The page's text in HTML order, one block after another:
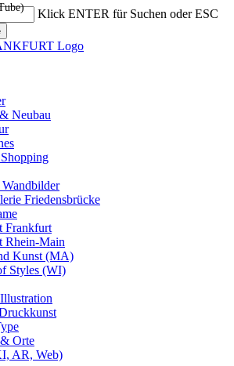
Klick ENTER für Suchen oder ESC
Neubau
Friedensbrücke
Frankfurt
Rhein-Main
Kunst (MA)
Styles (WI)
Orte
AR, Web)